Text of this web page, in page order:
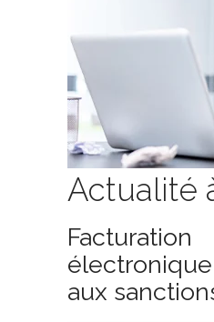
Actualité
Facturation
aux